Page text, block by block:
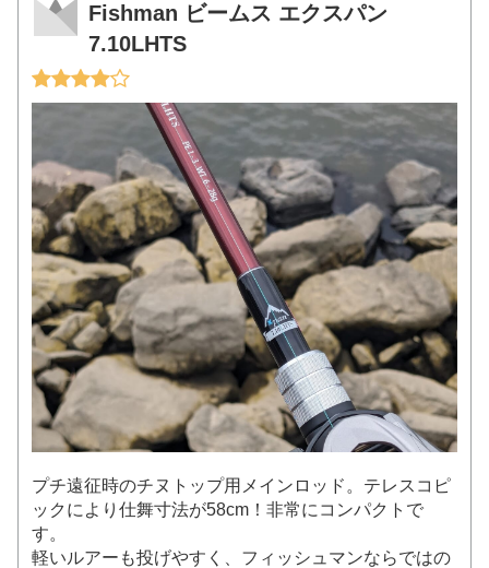
Fishman ビームス エクスパン
7.10LHTS
プチ遠征時のチヌトップ用メインロッド。テレスコピ
ックにより仕舞寸法が58cm！非常にコンパクトで
す。
軽いルアーも投げやすく、フィッシュマンならではの